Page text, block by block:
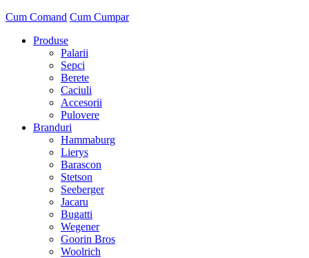
Cum Comand Cum Cumpar
Produse
Palarii
Sepci
Berete
Caciuli
Accesorii
Pulovere
Branduri
Hammaburg
Lierys
Barascon
Stetson
Seeberger
Jacaru
Bugatti
Wegener
Goorin Bros
Woolrich